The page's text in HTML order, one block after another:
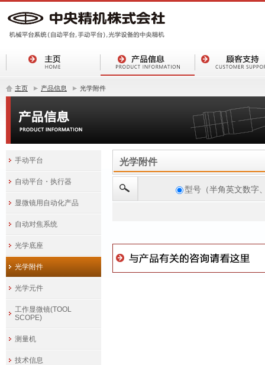
主页 产品信息 光学附件
光学附件
型号（半角英文数字
手动平台
自动平台・执行器
显微镜用自动化产品
自动对焦系统
光学底座
光学附件
光学元件
工作显微镜(TOOL
SCOPE)
测量机
技术信息